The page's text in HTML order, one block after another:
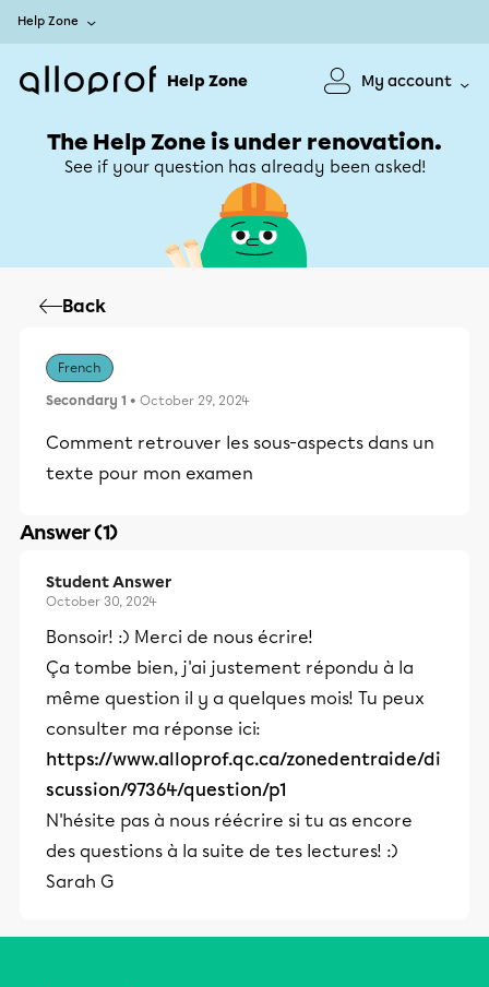
Help Zone
Help Zone My account
The Help Zone is under renovation.
See if your question has already been asked!
Back
French
Secondary 1 • October 29, 2024
Comment retrouver les sous-aspects dans un
texte pour mon examen
Answer (1)
Student Answer
October 30, 2024
Bonsoir! :) Merci de nous écrire!
Ça tombe bien, j'ai justement répondu à la
même question il y a quelques mois! Tu peux
consulter ma réponse ici:
https://www.alloprof.qc.ca/zonedentraide/di
scussion/97364/question/p1
N'hésite pas à nous réécrire si tu as encore
des questions à la suite de tes lectures! :)
Sarah G